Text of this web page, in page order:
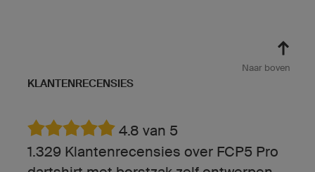
Naar boven
KLANTENRECENSIES
4.8 van 5
1.329 Klantenrecensies over FCP5 Pro